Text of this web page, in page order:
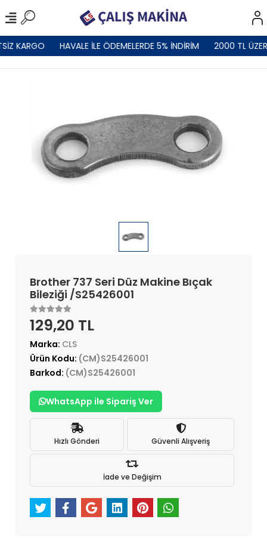
KARGO HAVALE İLE ÖDEMELERDE 5% İNDİRİM 2000 TL
Brother 737 Seri Düz Makine Bıçak
Bileziği /S25426001
129,20 TL
Marka: CLS
Ürün Kodu: (CM)S25426001
Barkod: (CM)S25426001
WhatsApp ile Sipariş Ver
Hızlı Gönderi Güvenli Alışveriş
İade ve Değişim